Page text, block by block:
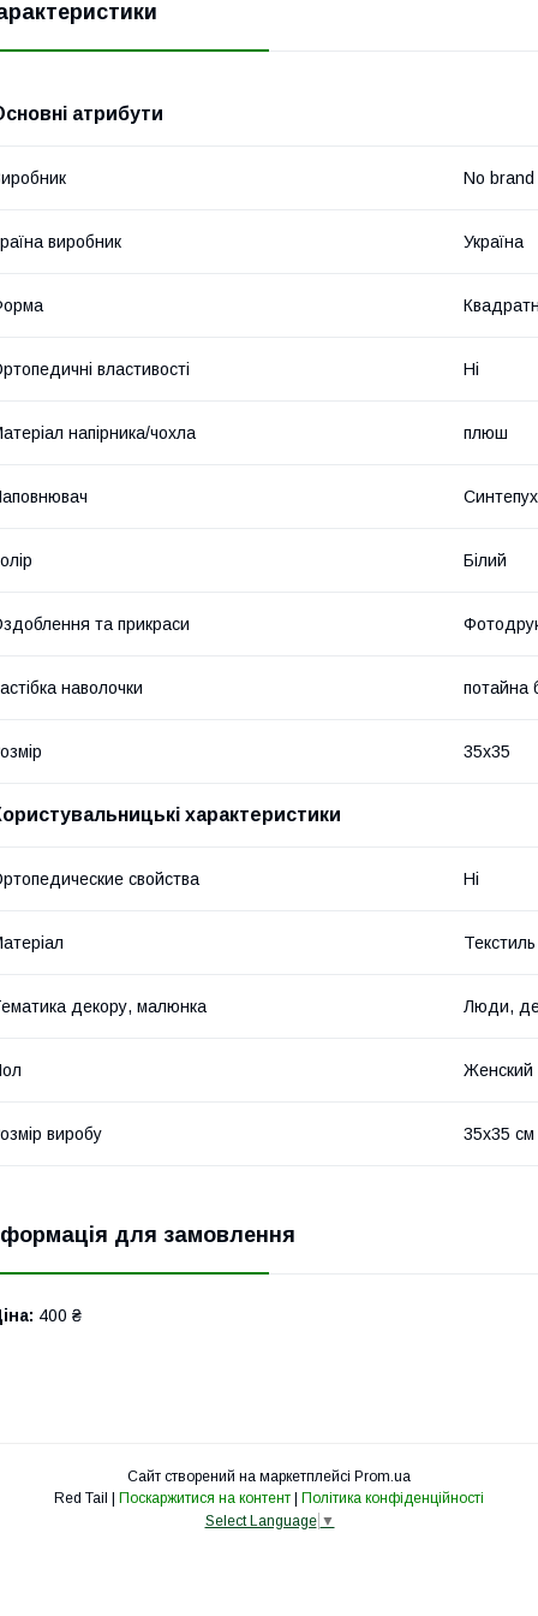
атрибути
No brand
виробник Україна
властивості Ні
напірника/чохла плюш
Синтепух
Білий
та прикраси
наволочки потайна
35x35
характеристики
свойства Ні
Текстиль
декору, малюнка Люди,
Женский
виробу 35х35 см
для замовлення
400 ₴
Сайт створений на маркетплейсі Prom.ua
Red Tail | Поскаржитися на контент | Політика конфіденційності
Select Language ▼